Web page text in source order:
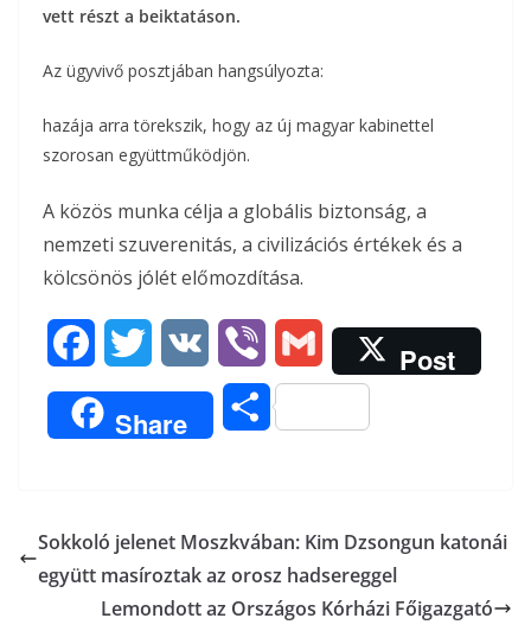
vett részt a beiktatáson.
Az ügyvivő posztjában hangsúlyozta:
hazája arra törekszik, hogy az új magyar kabinettel
szorosan együttműködjön.
A közös munka célja a globális biztonság, a
nemzeti szuverenitás, a civilizációs értékek és a
kölcsönös jólét előmozdítása.
a
c
b
o
w
i
t
e
K
i
b
r
m
a
l
Post
Share
O
z
a
Sokkoló jelenet Moszkvában: Kim Dzsongun katonái
együtt masíroztak az orosz hadsereggel
Lemondott az Országos Kórházi Főigazgató